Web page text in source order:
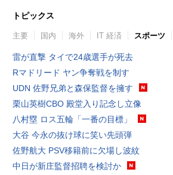
トピックス
主要 国内 海外 IT 経済 スポーツ
雷が直撃 タイで24歳選手が死去
Rマドリード ヤン争奪戦を制す
UDN 佐野兄弟と森保監督を擁す
栗山英樹CBO 殿堂入り記念し立像
八村塁 ロス五輪「一番の目標」
大谷 今永の抜け球に笑い先頭弾
佐野航大 PSV移籍前に欠場し波紋
中日が新庄監督招聘を検討か